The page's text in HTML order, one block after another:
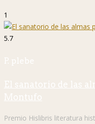
1
5.7
P. plebe
El sanatorio de las
Montufo
Premio Hislibris literatura